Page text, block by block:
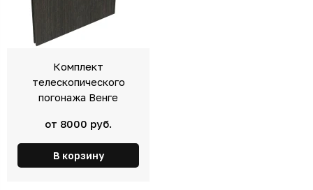
Комплект
телескопического
погонажа Венге
от 8000 руб.
В корзину